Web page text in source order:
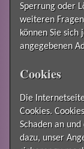
Sperrung oder
weiteren
können Sie
angegebenen
Cookies
Die
Cookies.
Schaden an
dazu, unser